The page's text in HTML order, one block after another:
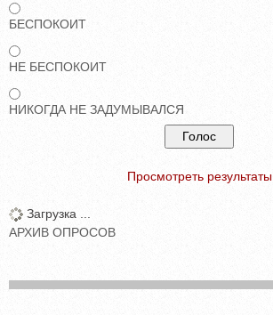
БЕСПОКОИТ
НЕ БЕСПОКОИТ
НИКОГДА НЕ ЗАДУМЫВАЛСЯ
Просмотреть результаты
Загрузка ...
АРХИВ ОПРОСОВ